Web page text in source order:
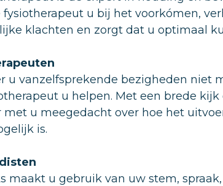
fysiotherapeut u bij het voorkómen,
klachten en zorgt dat u optimaal
u vanzelfsprekende bezigheden niet
u helpen. Met een brede
met u meegedacht over hoe het
is.
maakt u gebruik van uw stem,